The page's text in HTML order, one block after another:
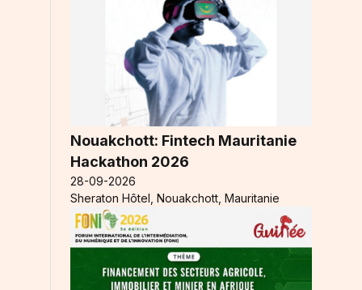
Nouakchott: Fintech Mauritanie
Hackathon 2026
28-09-2026
Sheraton Hôtel, Nouakchott, Mauritanie